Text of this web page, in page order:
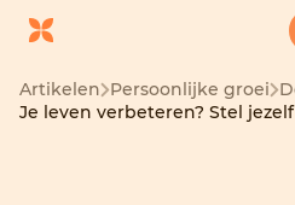
Artikelen Persoonlijke groei
Je leven verbeteren? Stel